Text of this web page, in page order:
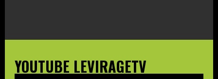
YOUTUBE LEVIRAGETV